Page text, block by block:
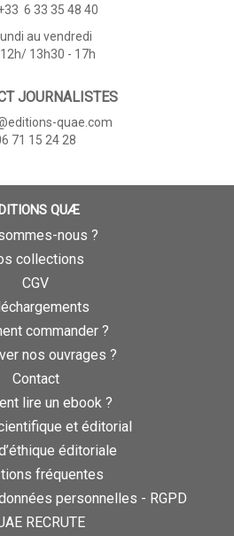
6 33 35 48 40
au vendredi
13h30 - 17h
JOURNALISTES
quae.com
71 15 24 28
QUÆ
nous ?
collections
CGV
commander ?
nos ouvrages ?
Contact
lire un ebook ?
et éditorial
éditoriale
fréquentes
personnelles - RGPD
RECRUTE